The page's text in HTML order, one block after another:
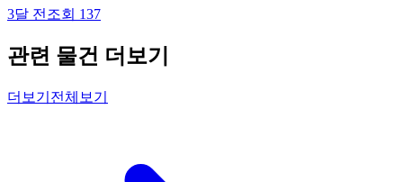
3달 전 조회 137
관련 물건 더보기
더보기 전체보기